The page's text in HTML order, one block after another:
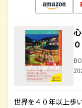
０
世界を４０年以上歩